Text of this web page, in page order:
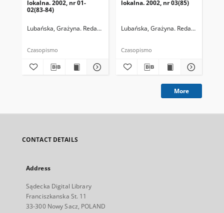
lokalna. 2002, nr 01-
02(83-84)
Lubańska, Grażyna. Redaktor naczelny
Czasopismo
lokalna. 2002, nr 03(85)
Lubańska, Grażyna. Redaktor
Czasopismo
More
CONTACT DETAILS
Address
Sądecka Digital Library
Franciszkanska St. 11
33-300 Nowy Sacz, POLAND